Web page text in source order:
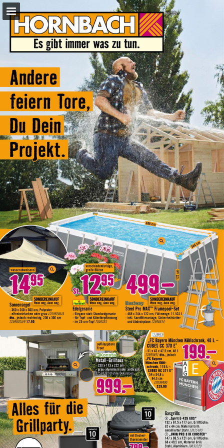
hornbach.de
Seitenübersicht
Vollbild
Ähnliche Publikationen
PDF herunterladen
Suchen
Datenschutzerklärung anzeigen